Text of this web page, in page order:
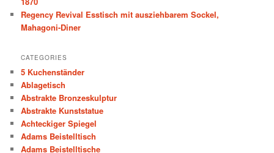
Regency Revival Esstisch mit ausziehbarem Sockel,
Mahagoni-Diner
CATEGORIES
5 Kuchenständer
Ablagetisch
Abstrakte Bronzeskulptur
Abstrakte Kunststatue
Achteckiger Spiegel
Adams Beistelltisch
Adams Beistelltische